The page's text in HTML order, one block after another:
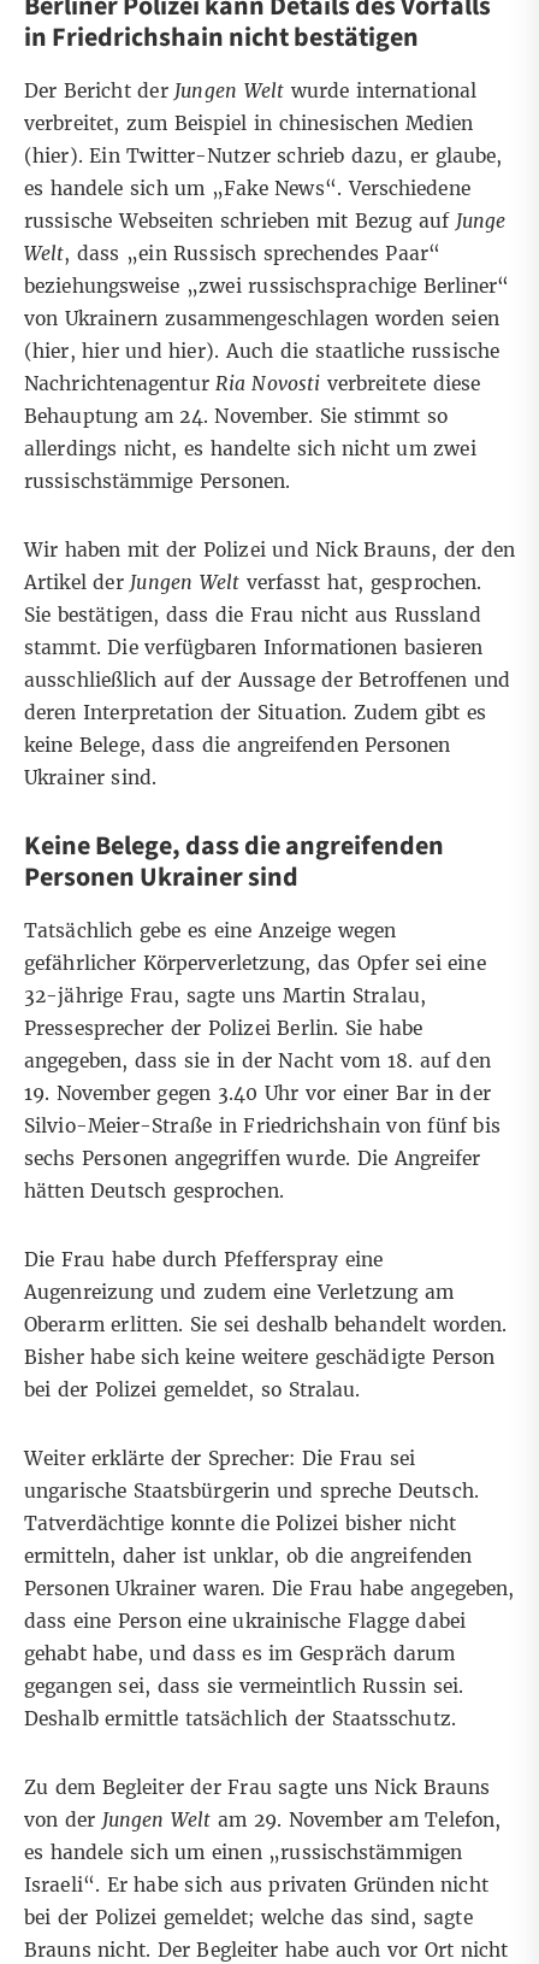
in Friedrichshain nicht bestätigen
Der Bericht der Jungen Weltwurde international
verbreitet, zum Beispiel in chinesischen Medien
(hier). EinTwitter-Nutzerschrieb dazu, er glaube,
es handele sich um „Fake News“. Verschiedene
russische Webseiten schrieben mit Bezug auf Junge
Welt, dass „ein Russisch sprechendes Paar“
beziehungsweise „zwei russischsprachige Berliner“
von Ukrainern zusammengeschlagen worden seien
(hier,hierundhier). Auch die staatliche russische
NachrichtenagenturRia Novosti verbreitete diese
Behauptung am 24. November. Sie stimmt so
allerdings nicht, es handelte sich nicht um zwei
russischstämmige Personen.
Wir haben mit der Polizei und Nick Brauns, der den
Artikel der Jungen Weltverfasst hat, gesprochen.
Sie bestätigen, dass die Frau nicht aus Russland
stammt. Die verfügbaren Informationen basieren
ausschließlich auf der Aussage der Betroffenen und
deren Interpretation der Situation. Zudem gibt es
keine Belege, dass die angreifenden Personen
Ukrainer sind.
Keine Belege, dass die angreifenden
Personen Ukrainer sind
Tatsächlich gebe es eine Anzeige wegen
gefährlicher Körperverletzung, das Opfer sei eine
32-jährige Frau, sagte uns Martin Stralau,
Pressesprecher der Polizei Berlin. Sie habe
angegeben, dass sie in der Nacht vom 18. auf den
19. November gegen 3.40 Uhr vor einer Bar in der
Silvio-Meier-Straße in Friedrichshain von fünf bis
sechs Personen angegriffen wurde. Die Angreifer
hätten Deutsch gesprochen.
Die Frau habe durch Pfefferspray eine
Augenreizung und zudem eine Verletzung am
Oberarm erlitten. Sie sei deshalb behandelt worden.
Bisher habe sich keine weitere geschädigte Person
bei der Polizei gemeldet, so Stralau.
Weiter erklärte der Sprecher: Die Frau sei
ungarische Staatsbürgerin und spreche Deutsch.
Tatverdächtige konnte die Polizei bisher nicht
ermitteln, daher ist unklar, ob die angreifenden
Personen Ukrainer waren. Die Frau habe angegeben,
dass eine Person eine ukrainische Flagge dabei
gehabt habe, und dass es im Gespräch darum
gegangen sei, dass sie vermeintlich Russin sei.
Deshalb ermittle tatsächlich der Staatsschutz.
Zu dem Begleiter der Frau sagte uns Nick Brauns
von der Jungen Welt am 29. November am Telefon,
es handele sich um einen „russischstämmigen
Israeli“. Er habe sich aus privaten Gründen nicht
bei der Polizei gemeldet; welche das sind, sagte
Brauns nicht. Der Begleiter habe auch vor Ort nicht